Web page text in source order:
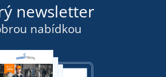
newsletter
nabídkou